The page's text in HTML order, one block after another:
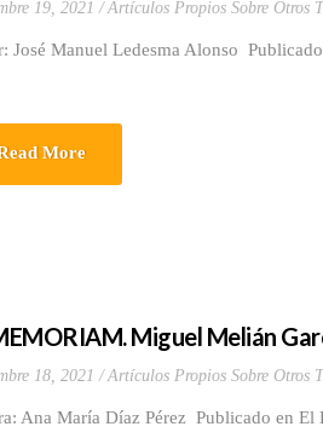
19, 2021 Artículos Propios Sobre Otros
José Manuel Ledesma Alonso
More
Miguel Melián
18, 2021 Artículos Propios Sobre Otros
Ana María Díaz Pérez Publicado en El